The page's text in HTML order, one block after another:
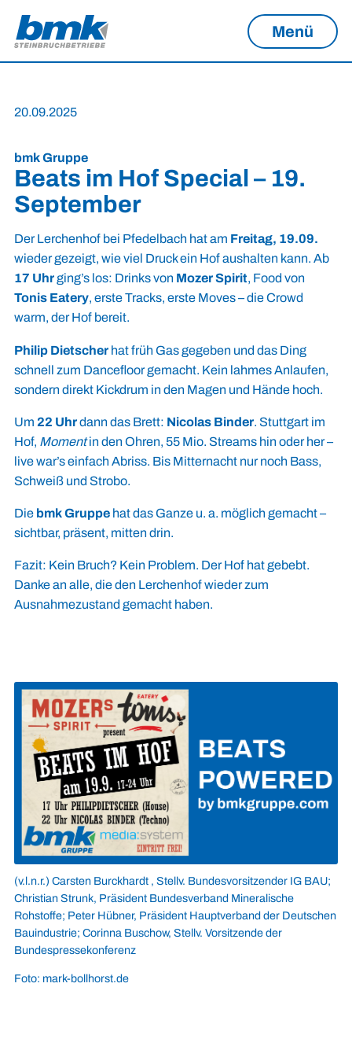
Menü
bmk Gruppe
Beats im Hof Special – 19.
September
Der Lerchenhof bei Pfedelbach hat am Freitag, 19.09.
wieder gezeigt, wie viel Druck ein Hof aushalten kann. Ab
17 Uhrging’s los: Drinks von Mozer Spirit, Food von
Tonis Eatery, erste Tracks, erste Moves – die Crowd
warm, der Hof bereit.
Philip Dietscherhat früh Gas gegeben und das Ding
schnell zum Dancefloor gemacht. Kein lahmes Anlaufen,
sondern direkt Kickdrum in den Magen und Hände hoch.
Um 22 Uhrdann das Brett: Nicolas Binder. Stuttgart im
Hof, Momentin den Ohren, 55 Mio. Streams hin oder her –
live war’s einfach Abriss. Bis Mitternacht nur noch Bass,
Schweiß und Strobo.
Die bmk Gruppehat das Ganze u. a. möglich gemacht –
sichtbar, präsent, mitten drin.
Fazit: Kein Bruch? Kein Problem. Der Hof hat gebebt.
Danke an alle, die den Lerchenhof wieder zum
Ausnahmezustand gemacht haben.
20.09.2025
(v.l.n.r.) Carsten Burckhardt , Stellv. Bundesvorsitzender IG BAU;
Christian Strunk, Präsident Bundesverband Mineralische
Rohstoffe; Peter Hübner, Präsident Hauptverband der Deutschen
Bauindustrie; Corinna Buschow, Stellv. Vorsitzende der
Bundespressekonferenz
Foto: mark-bollhorst.de